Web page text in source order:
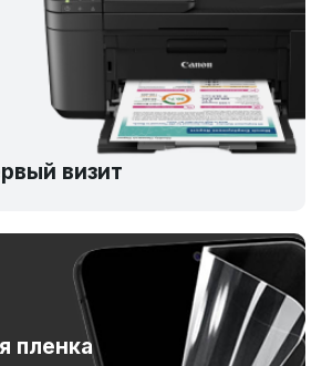
визит
пленка